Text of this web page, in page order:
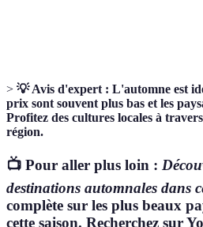
> 💡 Avis d'expert : L'automne est
prix sont souvent plus bas et les
Profitez des cultures locales à
région.
📺 Pour aller plus loin :
destinations automnales dans
complète sur les plus beaux
cette saison. Recherchez sur